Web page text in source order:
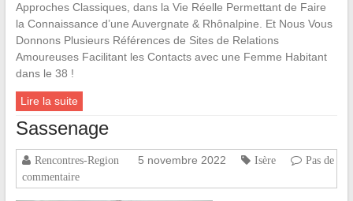
Approches Classiques, dans la Vie Réelle Permettant de Faire
la Connaissance d’une Auvergnate & Rhônalpine. Et Nous Vous
Donnons Plusieurs Références de Sites de Relations
Amoureuses Facilitant les Contacts avec une Femme Habitant
dans le 38 !
Lire la suite
Sassenage
Rencontres-Region 5 novembre 2022 Isère
Pas de
commentaire